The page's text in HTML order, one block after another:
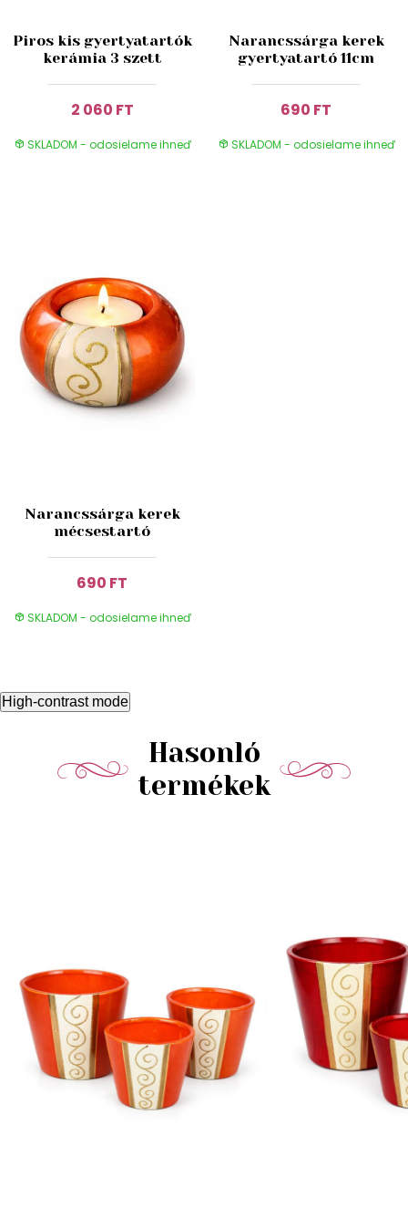
Piros kis gyertyatartók
kerámia 3 szett
2 060 FT
SKLADOM - odosielame ihneď
Narancssárga kerek
gyertyatartó 11cm
690 FT
SKLADOM - odosielame ihneď
Narancssárga kerek
mécsestartó
690 FT
SKLADOM - odosielame ihneď
High-contrast mode
Hasonló
termékek